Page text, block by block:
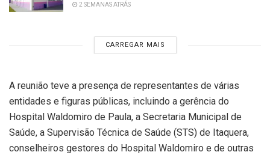
2 SEMANAS ATRÁS
CARREGAR MAIS
A reunião teve a presença de representantes de várias
entidades e figuras públicas, incluindo a gerência do
Hospital Waldomiro de Paula, a Secretaria Municipal de
Saúde, a Supervisão Técnica de Saúde (STS) de Itaquera,
conselheiros gestores do Hospital Waldomiro e de outras